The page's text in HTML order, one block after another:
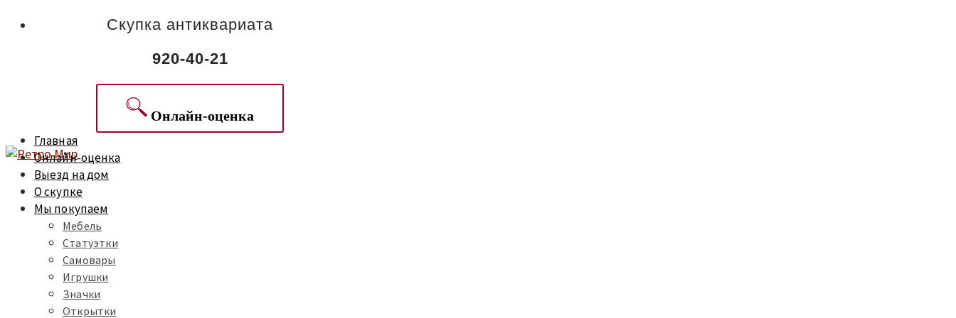
Скупка антиквариата
920-40-21
Онлайн-оценка
Главная
Онлайн-оценка
Выезд на дом
О скупке
Мы покупаем
Мебель
Статуэтки
Самовары
Игрушки
Значки
Открытки